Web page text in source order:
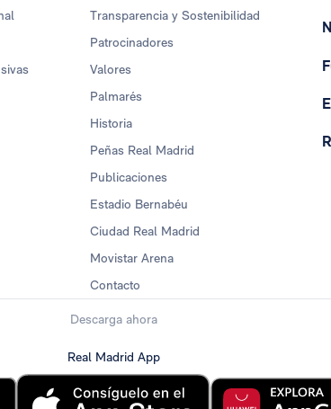
Transparencia y Sostenibilidad
Patrocinadores
Valores
Palmarés
Historia
Peñas Real Madrid
Publicaciones
Estadio Bernabéu
Ciudad Real Madrid
Movistar Arena
Contacto
Descarga ahora
Real Madrid App